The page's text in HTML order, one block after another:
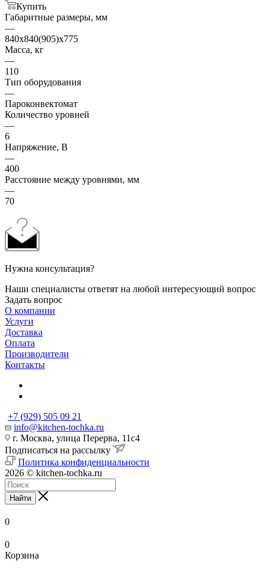
Купить
Габаритные размеры, мм
—
840х840(905)х775
Масса, кг
—
110
Тип оборудования
—
Пароконвектомат
Количество уровней
—
6
Напряжение, В
—
400
Расстояние между уровнями, мм
—
70
Нужна консультация?
Наши специалисты ответят на любой интересующий вопрос
Задать вопрос
О компании
Услуги
Доставка
Оплата
Производители
Контакты
+7 (929) 505 09 21
info@kitchen-tochka.ru
г. Москва, улица Перерва, 11с4
Подписаться на рассылку
Политика конфиденциальности
2026 © kitchen-tochka.ru
Найти
0
0
Корзина